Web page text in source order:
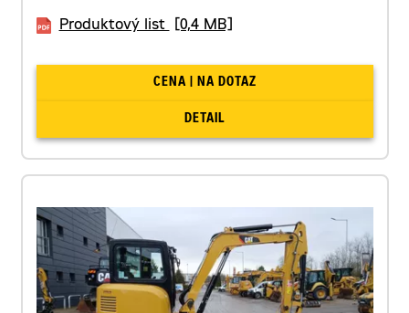
Produktový list [0,4 MB]
CENA | NA DOTAZ
DETAIL